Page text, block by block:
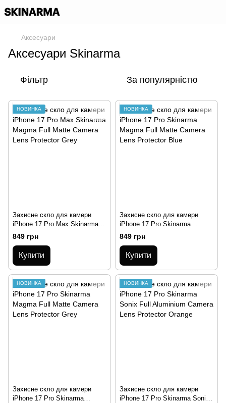
Аксесуари
Аксесуари Skinarma
Фільтр За популярністю
НОВИНКА
Захисне скло для камери
iPhone 17 Pro Max Skinarma
Magma Full Matte Camera Lens
Protector Grey
849 грн
Купити
НОВИНКА
Захисне скло для камери
iPhone 17 Pro Skinarma
Magma Full Matte Camera Lens
Protector Blue
849 грн
Купити
НОВИНКА
Захисне скло для камери
iPhone 17 Pro Skinarma
НОВИНКА
Захисне скло для камери
iPhone 17 Pro Skinarma Sonix